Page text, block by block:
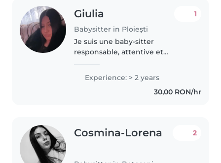
Giulia
Babysitter in Ploieşti
1
Je suis une baby-sitter
responsable, attentive et
auprès des bébés, des tout-
petits, des enfants d'âge
préscolaire et des écoliers. Je
Experience: > 2 years
30,00 RON/hr
Cosmina-Lorena 2